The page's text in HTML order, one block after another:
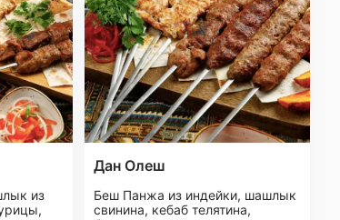
из
Дан Олеш
Беш Панжа из индейки, шашлык
свинина, кебаб телятина,